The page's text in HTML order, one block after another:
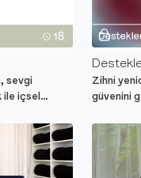
sevgi
ile içsel
Zihni
güvenini